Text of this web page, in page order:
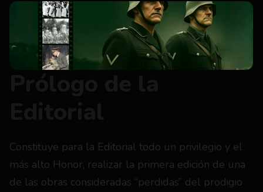
Constituye para la Editorial todo un privilegio y el
más alto Honor, realizar la primera edición de una
de las obras consideradas “perdidas” del prodigio